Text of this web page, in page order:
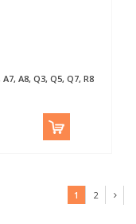
A8, Q3, Q5, Q7, R8
1 2